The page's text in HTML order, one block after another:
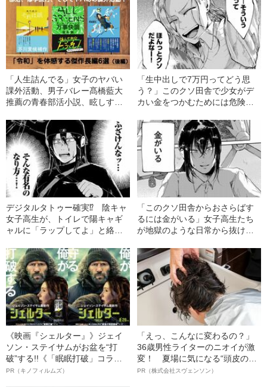
「人生詰んでる」女子のヤバい
課外活動、男子バレー髙橋藍大
推薦の青春部活小説、眩しすぎ
和の高校生が主人公、「Z世代」
を体感する傑作小説6選（後編）
「生中出しで7万円ってどう思
う？」このクソ田舎で少女がデ
カい金をつかむためには危険は
デジタルタトゥー確実⁉ 陰キャ
女子高生が、トイレで陽キャギ
ャルに「ラップしてよ」と絡ま
「このクソ田舎からおさらばす
るには金がいる」女子高生たち
が地獄のような日常から抜け出
ス”とは!?
《映画『シェルター』》ジェイ
ソン・ステイサムがお盆を“打
破”する!!《「眠眠打破」コラ
ボ》
PR（キノフィルムズ）
「えっ、こんなに変わるの？」
36歳男性ライターのニオイが激
変！ 夏場に気になる“頭皮のニ
オイ”や“ベタつき”を解消す
PR（株式会社スヴェンソン）